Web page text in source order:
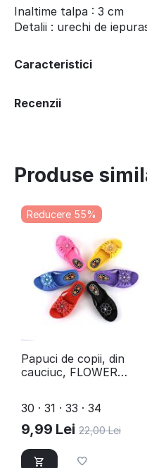
Inaltime talpa : 3 cm
Detalii : urechi de
Caracteristici
Recenzii
Produse
Reducere 55%
Papuci de copii, din
cauciuc, FLOWER
30 · 31 · 33 · 34
9,99 Lei 22,00 Lei